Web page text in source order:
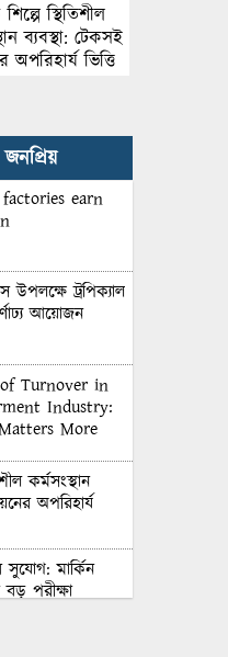
স্থিতিশীল
ব্যবস্থা: টেকসই
অপরিহার্য ভিত্তি
জনপ্রিয়
earn
উপলক্ষে ট্রপিক্যাল
আয়োজন
Turnover in
Industry:
More
কর্মসংস্থান
অপরিহার্য
সুযোগ: মার্কিন
বড় পরীক্ষা